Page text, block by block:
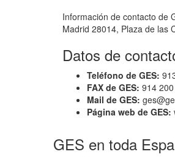
Información de contacto de
Madrid 28014, Plaza de
Datos de
Teléfono de GES:
FAX de GES: 914
Mail de GES:
Página web de GES:
GES en toda